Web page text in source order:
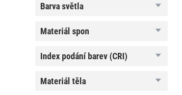
barva
barva světla
materiál
materiál spon
index
(CRI)
index podání barev (CRI)
materiál
materiál těla